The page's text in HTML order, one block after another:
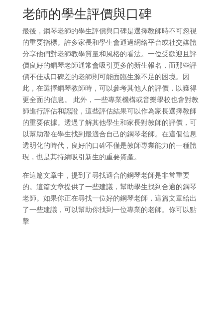
老師的學生評價與口碑
最後，鋼琴老師的學生評價與口碑是選擇教師時不可忽視
的重要指標。許多家長和學生會通過網絡平台或社交媒體
分享他們對老師教學質量和風格的看法。一位受歡迎且評
價良好的鋼琴老師通常會吸引更多的新生報名，而那些評
價不佳或口碑差的老師則可能面臨生源不足的困境。因
此，在選擇鋼琴教師時，可以參考其他人的評價，以獲得
更全面的信息。 此外，一些專業機構或音樂學校也會對教
師進行評估和認證，這些評估結果可以作為家長選擇教師
的重要依據。透過了解其他學生和家長對教師的評價，可
以幫助潛在學生找到最適合自己的鋼琴老師。在這個信息
透明化的時代，良好的口碑不僅是教師專業能力的一種體
現，也是其持續吸引新生的重要資產。
在這篇文章中，提到了尋找適合的鋼琴老師是非常重要
的。這篇文章提供了一些建議，幫助學生找到合適的鋼琴
老師。如果你正在尋找一位好的鋼琴老師，這篇文章給出
了一些建議，可以幫助你找到一位專業的老師。你可以點
擊